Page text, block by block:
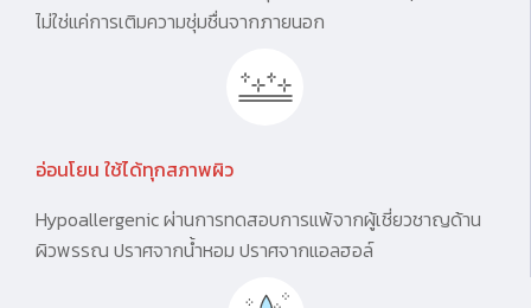
ไม่ใช่แค่การเติมความชุ่มชื่นจากภายนอก
อ่อนโยน ใช้ได้ทุกสภาพผิว
Hypoallergenic ผ่านการทดสอบการแพ้จากผู้เชี่ยวชาญด้าน
ผิวพรรณ ปราศจากน้ำหอม ปราศจากแอลฮอล์